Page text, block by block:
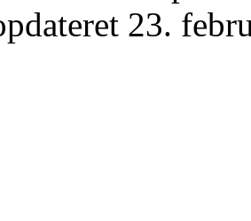
23.